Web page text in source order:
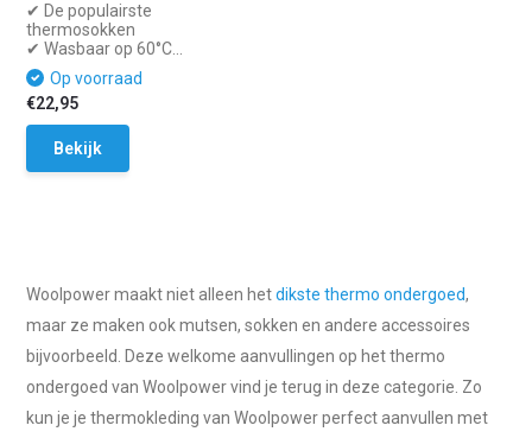
✔ De populairste
thermosokken
✔ Wasbaar op 60°C...
Op voorraad
€22,95
Bekijk
Woolpower maakt niet alleen hetdikste thermo ondergoed,
maar ze maken ook mutsen, sokken en andere accessoires
bijvoorbeeld. Deze welkome aanvullingen op het thermo
ondergoed van Woolpower vind je terug in deze categorie. Zo
kun je je thermokleding van Woolpower perfect aanvullen met